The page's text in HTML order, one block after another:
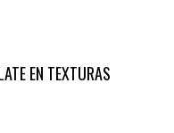
EN TEXTURAS